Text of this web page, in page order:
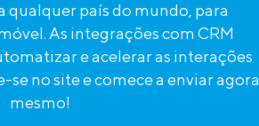
qualquer país do mundo, para
As integrações com CRM
e acelerar as interações
se no site e comece a enviar agora
mesmo!